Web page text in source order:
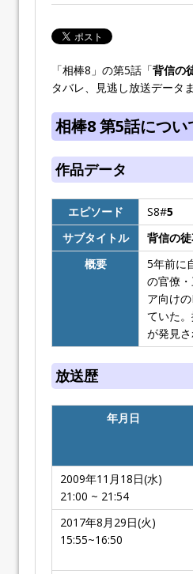
「相棒8」の第5話「背信の
タバレ、見逃し放送データ
相棒8 第5話につい
作品データ
エピソード S8#5
サブタイトル
背信の
概要
5年前に
の官僚
ア向け
ていた
が発見さ
放送歴
年月日
2009年11月18日(水)
21:00 ~ 21:54
2017年8月29日(火)
15:55~16:50